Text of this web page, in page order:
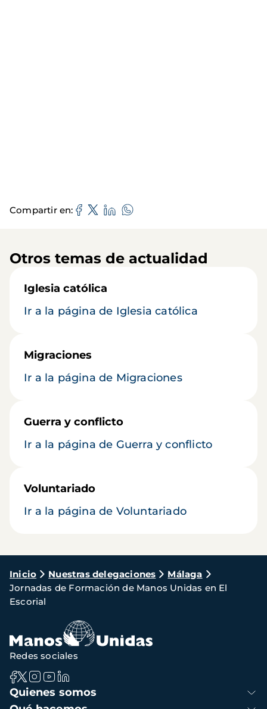
Compartir en
Otros temas de actualidad
Iglesia católica
Ir a la página de Iglesia católica
Migraciones
Ir a la página de Migraciones
Guerra y conflicto
Ir a la página de Guerra y conflicto
Voluntariado
Ir a la página de Voluntariado
Ruta
de
navegación
Inicio Nuestras delegaciones
Málaga
Jornadas de Formación de Manos Unidas en El
Escorial
Navegación
principal
Quienes somos
Redes sociales